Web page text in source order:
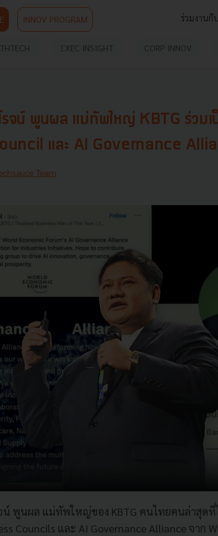
INNOV PROGRAM ร่วมงานกั
EXEC INSIGHT CORP INNOV
งโรจน์ พูนผล แม่ทัพใหญ่ KBTG ร่วม
และ AI Governance
Team
น์ พูนผล แม่ทัพใหญ่ของ KBTG คนไทยคนล่าสุดที่
Councils และ AI Governance Alliance จาก